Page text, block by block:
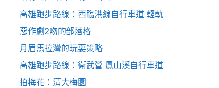
高雄跑步路線：西臨港線自行車道 輕軌
惡作劇2吻的部落格
月眉馬拉灣的玩耍策略
高雄跑步路線：衛武營 鳳山溪自行車道
拍梅花：清大梅園